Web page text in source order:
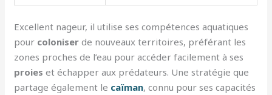
Excellent nageur, il utilise ses compétences aquatiques
pour coloniser de nouveaux territoires, préférant les
zones proches de l’eau pour accéder facilement à ses
proies et échapper aux prédateurs. Une stratégie que
partage également le caïman, connu pour ses capacités